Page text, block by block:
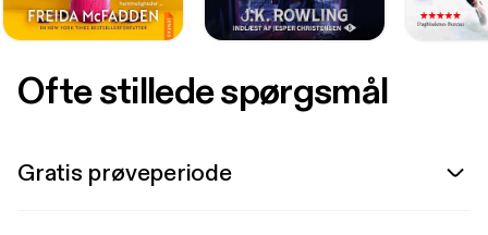
Ofte stillede spørgsmål
Gratis prøveperiode